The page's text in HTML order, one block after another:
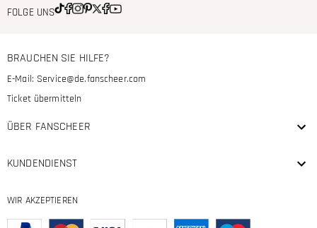
FOLGE UNS
BRAUCHEN SIE HILFE?
E-Mail: Service@de.fanscheer.com
Ticket übermitteln
ÜBER FANSCHEER
KUNDENDIENST
WIR AKZEPTIEREN